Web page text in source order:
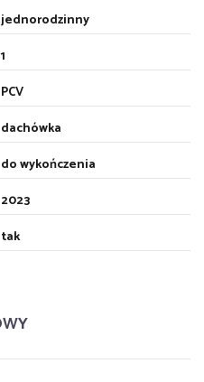
jednorodzinny
1
PCV
dachówka
do wykończenia
2023
tak